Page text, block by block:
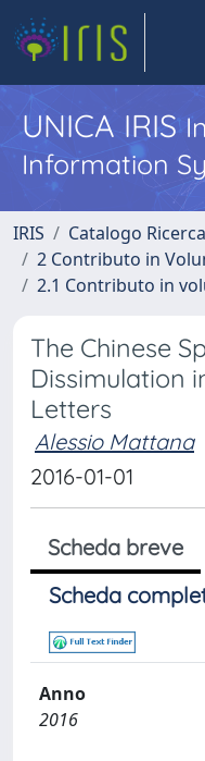
UNICA IRIS
Information
IRIS
Catalogo
2 Contributo in
2.1 Contributo in
The Chinese
Dissimulation
Letters
Alessio Mattana
2016-01-01
Scheda breve
Scheda
Anno
2016